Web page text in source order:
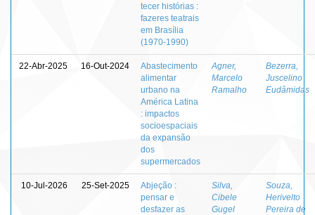
tecer histórias :
fazeres teatrais
em Brasília
(1970-1990)
22-Abr-2025 16-Out-2024
Abastecimento
alimentar
urbano na
América Latina
: impactos
socioespaciais
da expansão
dos
supermercados
Agner,
Marcelo
Ramalho
Bezerra,
Juscelino
Eudâmidas
10-Jul-2026 25-Set-2025
Abjeção :
pensar e
desfazer as
Silva,
Cibele
Gugel
Souza,
Herivelto
Pereira de